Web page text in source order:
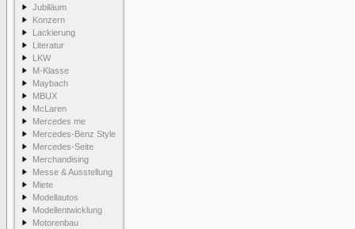
Jubiläum
Konzern
Lackierung
Literatur
LKW
M-Klasse
Maybach
MBUX
McLaren
Mercedes me
Mercedes-Benz Style
Mercedes-Seite
Merchandising
Messe & Ausstellung
Miete
Modellautos
Modellentwicklung
Motorenbau